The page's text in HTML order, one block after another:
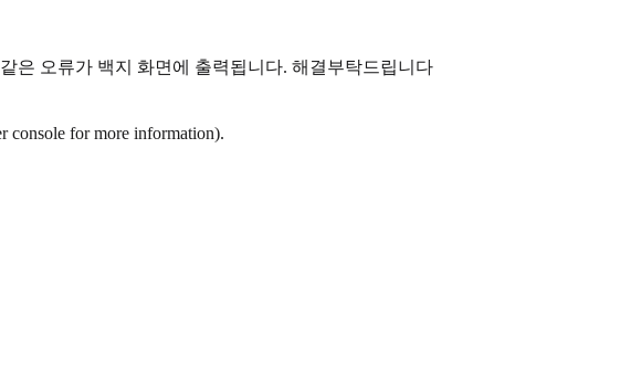
은 오류가 백지 화면에 출력됩니다. 해결부탁드립니다
console for more information).